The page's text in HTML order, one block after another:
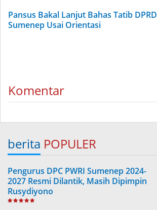
Pansus Bakal Lanjut Bahas Tatib DPRD
Sumenep Usai Orientasi
Komentar
berita POPULER
Pengurus DPC PWRI Sumenep 2024-
2027 Resmi Dilantik, Masih Dipimpin
Rusydiyono